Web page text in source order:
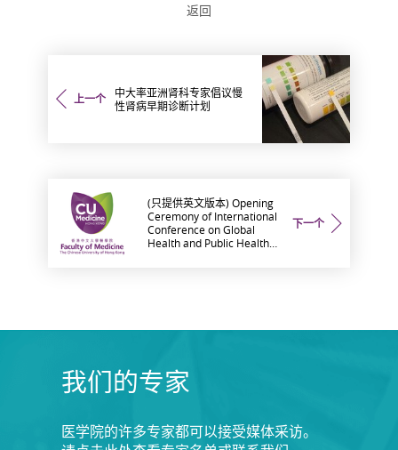
返回
上一个
中大率亚洲肾科专家倡议慢
性肾病早期诊断计划
下一个
(只提供英文版本) Opening
Ceremony of International
Conference on Global
Health and Public Health
我们的专家
医学院的许多专家都可以接受媒体采访。